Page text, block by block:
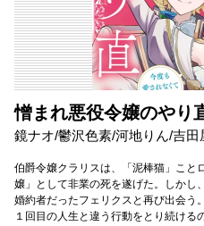
憎まれ悪役令嬢のやり
鏡ナオ/鬱沢色素/河地りん/吉田
伯爵令嬢クラリスは、「泥棒猫」こと
嬢」として非業の死を遂げた。しかし
婚約者だったフェリクスと再び出会う
１回目の人生と違う行動をとり続け